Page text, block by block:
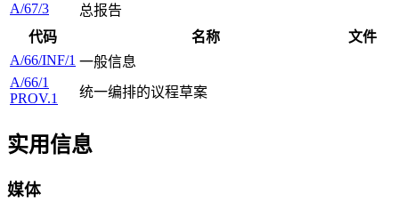
A/67/3
总报告
代码
名称
文件
A/66/INF/1 一般信息
A/66/1
PROV.1
统一编排的议程草案
实用信息
媒体